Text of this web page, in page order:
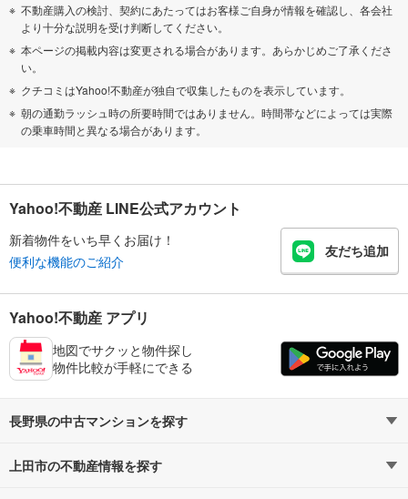
不動産購入の検討、契約にあたってはお客様ご自身が情報を確認し、各会社
より十分な説明を受け判断してください。
本ページの掲載内容は変更される場合があります。あらかじめご了承くださ
い。
クチコミはYahoo!不動産が独自で収集したものを表示しています。
朝の通勤ラッシュ時の所要時間ではありません。時間帯などによっては実際
の乗車時間と異なる場合があります。
Yahoo!不動産 LINE公式アカウント
新着物件をいち早くお届け！
便利な機能のご紹介
友だち追加
Yahoo!不動産 アプリ
地図でサクッと物件探し
物件比較が手軽にできる
長野県の中古マンションを探す
路線・駅から探す
上田市の不動産情報を探す